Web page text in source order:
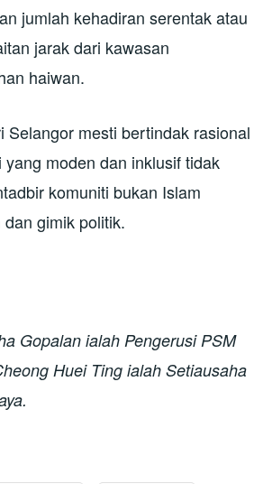
jumlah kehadiran serentak atau
jarak dari kawasan
haiwan.
Selangor mesti bertindak rasional
moden dan inklusif tidak
komuniti bukan Islam
gimik politik.
Gopalan ialah Pengerusi PSM
Huei Ting ialah Setiausaha